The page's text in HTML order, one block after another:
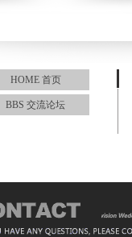
HOME 首页
BBS 交流论坛